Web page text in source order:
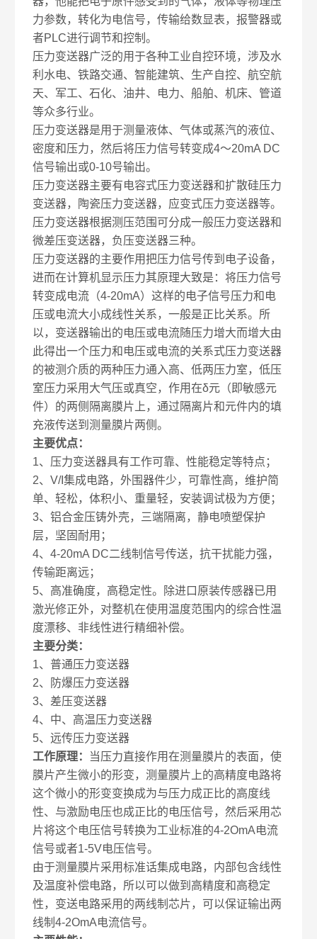
力参数，转化为电信号，传输给数显表，报警器或
者PLC进行调节和控制。
压力变送器广泛的用于各种工业自控环境，涉及水
利水电、铁路交通、智能建筑、生产自控、航空航
天、军工、石化、油井、电力、船舶、机床、管道
等众多行业。
压力变送器是用于测量液体、气体或蒸汽的液位、
密度和压力，然后将压力信号转变成4～20mA DC
信号输出或0-10号输出。
压力变送器主要有电容式压力变送器和扩散硅压力
变送器，陶瓷压力变送器，应变式压力变送器等。
压力变送器根据测压范围可分成一般压力变送器和
微差压变送器，负压变送器三种。
压力变送器的主要作用把压力信号传到电子设备，
进而在计算机显示压力其原理大致是：将压力信号
转变成电流（4-20mA）这样的电子信号压力和电
压或电流大小成线性关系，一般是正比关系。所
以，变送器输出的电压或电流随压力增大而增大由
此得出一个压力和电压或电流的关系式压力变送器
的被测介质的两种压力通入高、低两压力室，低压
室压力采用大气压或真空，作用在δ元（即敏感元
件）的两侧隔离膜片上，通过隔离片和元件内的填
充液传送到测量膜片两侧。
主要优点：
1、压力变送器具有工作可靠、性能稳定等特点；
2、V/I集成电路，外围器件少，可靠性高，维护简
单、轻松，体积小、重量轻，安装调试极为方便；
3、铝合金压铸外壳，三端隔离，静电喷塑保护
层，坚固耐用；
4、4-20mA DC二线制信号传送，抗干扰能力强，
传输距离远；
5、高准确度，高稳定性。除进口原装传感器已用
激光修正外，对整机在使用温度范围内的综合性温
度漂移、非线性进行精细补偿。
主要分类：
1、普通压力变送器
2、防爆压力变送器
3、差压变送器
4、中、高温压力变送器
5、远传压力变送器
工作原理：
当压力直接作用在测量膜片的表面，使
膜片产生微小的形变，测量膜片上的高精度电路将
这个微小的形变变换成为与压力成正比的高度线
性、与激励电压也成正比的电压信号，然后采用芯
片将这个电压信号转换为工业标准的4-2OmA电流
信号或者1-5V电压信号。
由于测量膜片采用标准话集成电路，内部包含线性
及温度补偿电路，所以可以做到高精度和高稳定
性，变送电路采用的两线制芯片，可以保证输出两
线制4-2OmA电流信号。